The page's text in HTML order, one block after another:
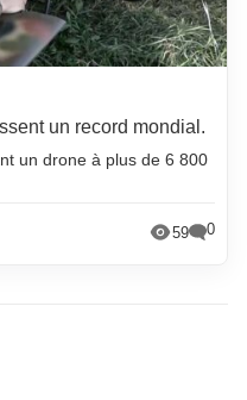
un record mondial.
un drone à plus de 6 800
59 0